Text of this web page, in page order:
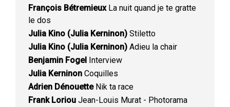
François BétremieuxLa nuit quand je te gratte
le dos
Julia Kino (Julia Kerninon) Stiletto
Julia Kino (Julia Kerninon) Adieu la chair
Benjamin Fogel Interview
Julia Kerninon Coquilles
Adrien DénouetteNik ta race
Frank Loriou Jean-Louis Murat - Photorama